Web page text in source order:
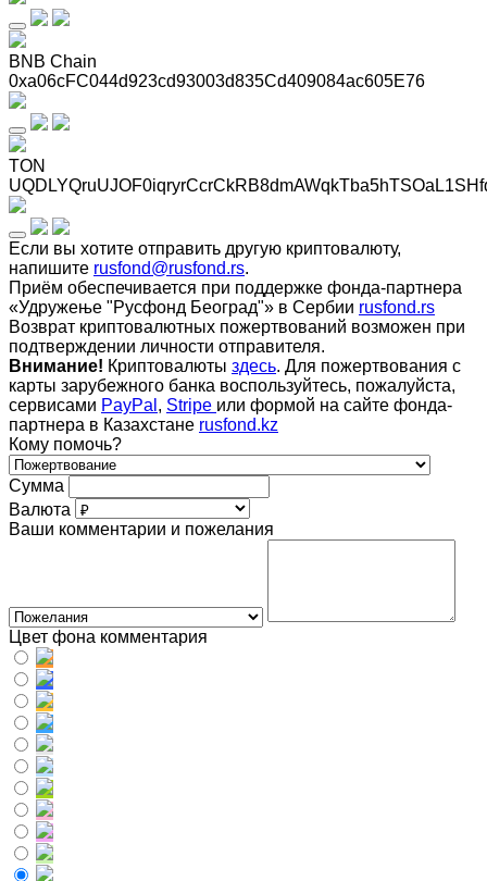
BNB Chain
0xa06cFC044d923cd93003d835Cd409084ac605E76
TON
Если вы хотите отправить другую криптовалюту,
напишите rusfond@rusfond.rs.
Приём обеспечивается при поддержке фонда-партнера
«Удружење "Русфонд Београд"» в Сербии rusfond.rs
Возврат криптовалютных пожертвований возможен при
подтверждении личности отправителя.
Внимание! Криптовалюты здесь. Для пожертвования с
карты зарубежного банка воспользуйтесь, пожалуйста,
сервисами PayPal , Stripe или формой на сайте фонда-
партнера в Казахстане rusfond.kz
Кому помочь?
Сумма
Валюта
Ваши комментарии и пожелания
Цвет фона комментария